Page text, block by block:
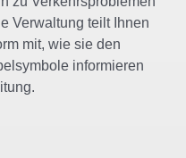
Verwaltung teilt Ihnen
mit, wie sie den
informieren